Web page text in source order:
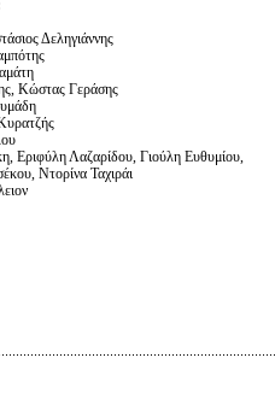
Δεληγιάννης
Κώστας Γεράσης
Εριφύλη Λαζαρίδου, Γιούλη Ευθυμίου,
Ντορίνα Ταχιράι